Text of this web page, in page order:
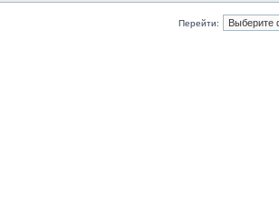
Перейти: